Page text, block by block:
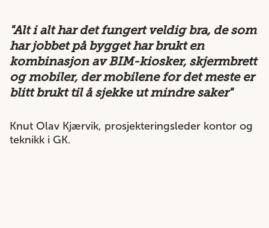
"Alt i alt har det fungert veldig bra, de som
har jobbet på bygget har brukt en
kombinasjon av BIM-kiosker, skjermbrett
og mobiler, der mobilene for det meste er
blitt brukt til å sjekke ut mindre saker"
Knut Olav Kjærvik, prosjekteringsleder kontor og
teknikk i GK.